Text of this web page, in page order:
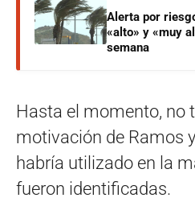
Alerta por
«alto» y «muy
semana
Hasta el momento, no
motivación de Ramos
habría utilizado en la
fueron identificadas.